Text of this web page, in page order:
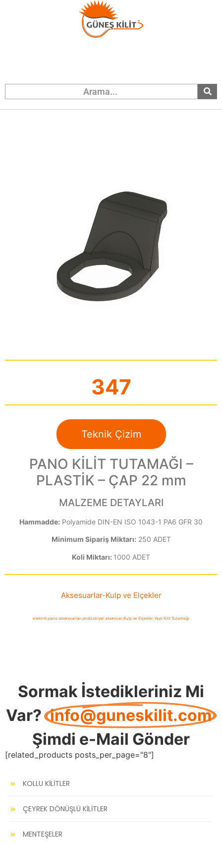
347
Teknik Çizim
PANO KİLİT TUTAMAĞI –
PLASTİK – ÇAP 22 mm
MALZEME DETAYLARI
Hammadde: Polyamide DIN-EN ISO 1043-1 PA6 GFR 30
Minimum Sipariş Miktarı: 250 ADET
Koli Miktarı: 1000 ADET
Aksesuarlar-Kulp ve Elçekler
elektrik pano aksesuarları,endüstriyel aksesuar,Kulp ve Elçekler,Yaylı Kilit Tutamağı
Sormak İstedikleriniz Mi
Var? info@guneskilit.com
Şimdi e-Mail Gönder
[related_products posts_per_page="8"]
KOLLU KİLİTLER
ÇEYREK DÖNÜŞLÜ KİLİTLER
MENTEŞELER